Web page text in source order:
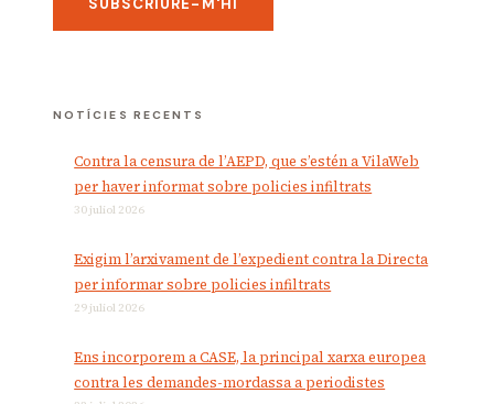
NOTÍCIES RECENTS
Contra la censura de l’AEPD, que s’estén a VilaWeb
per haver informat sobre policies infiltrats
30 juliol 2026
Exigim l’arxivament de l’expedient contra la Directa
per informar sobre policies infiltrats
29 juliol 2026
Ens incorporem a CASE, la principal xarxa europea
contra les demandes-mordassa a periodistes